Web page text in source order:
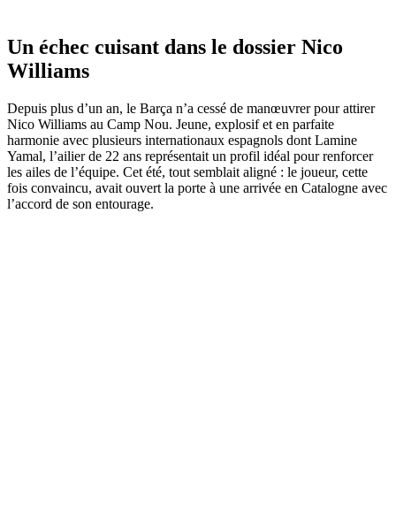
Un échec cuisant dans le dossier Nico
Williams
Depuis plus d’un an, le Barça n’a cessé de manœuvrer pour attirer
Nico Williams au Camp Nou. Jeune, explosif et en parfaite
harmonie avec plusieurs internationaux espagnols dont Lamine
Yamal, l’ailier de 22 ans représentait un profil idéal pour renforcer
les ailes de l’équipe. Cet été, tout semblait aligné : le joueur, cette
fois convaincu, avait ouvert la porte à une arrivée en Catalogne avec
l’accord de son entourage.